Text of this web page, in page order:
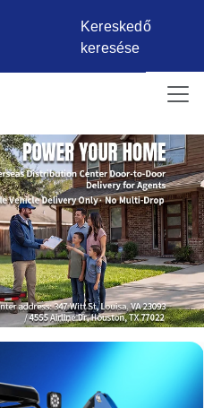
Kereskedő
keresése